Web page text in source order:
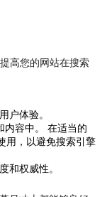
高您的网站在搜索
户体验。
内容中。 在适当的
用，以避免搜索引擎
和权威性。